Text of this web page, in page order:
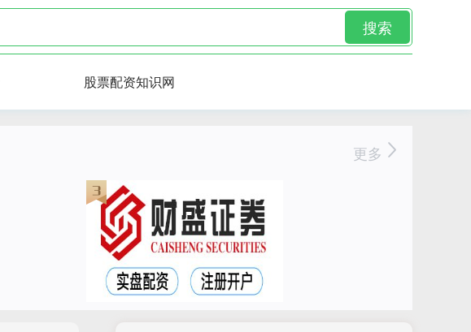
搜索
股票配资知识网
更多